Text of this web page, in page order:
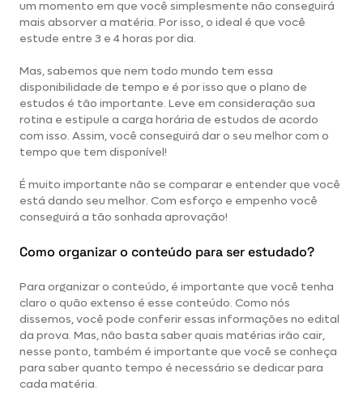
um momento em que você simplesmente não conseguirá
mais absorver a matéria. Por isso, o ideal é que você
estude entre 3 e 4 horas por dia.
Mas, sabemos que nem todo mundo tem essa
disponibilidade de tempo e é por isso que o plano de
estudos é tão importante. Leve em consideração sua
rotina e estipule a carga horária de estudos de acordo
com isso. Assim, você conseguirá dar o seu melhor com o
tempo que tem disponível!
É muito importante não se comparar e entender que você
está dando seu melhor. Com esforço e empenho você
conseguirá a tão sonhada aprovação!
Como organizar o conteúdo para ser estudado?
Para organizar o conteúdo, é importante que você tenha
claro o quão extenso é esse conteúdo. Como nós
dissemos, você pode conferir essas informações no edital
da prova. Mas, não basta saber quais matérias irão cair,
nesse ponto, também é importante que você se conheça
para saber quanto tempo é necessário se dedicar para
cada matéria.